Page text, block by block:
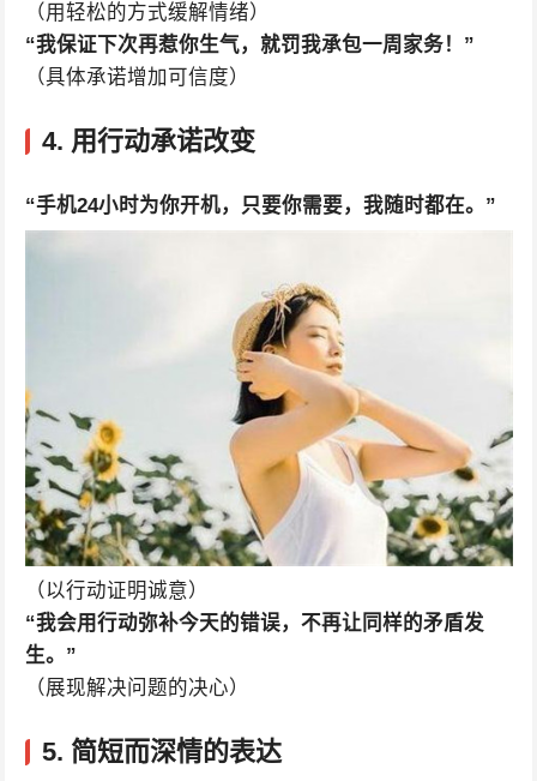
（用轻松的方式缓解情绪）
“我保证下次再惹你生气，就罚我承包一周家务！”
（具体承诺增加可信度）
4. 用行动承诺改变
“手机24小时为你开机，只要你需要，我随时都在。”
（以行动证明诚意）
“我会用行动弥补今天的错误，不再让同样的矛盾发
生。”
（展现解决问题的决心）
5. 简短而深情的表达